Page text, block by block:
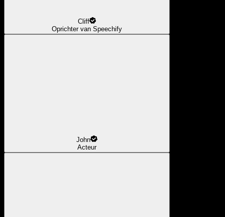
Cliff
Oprichter van Speechify
John
Acteur